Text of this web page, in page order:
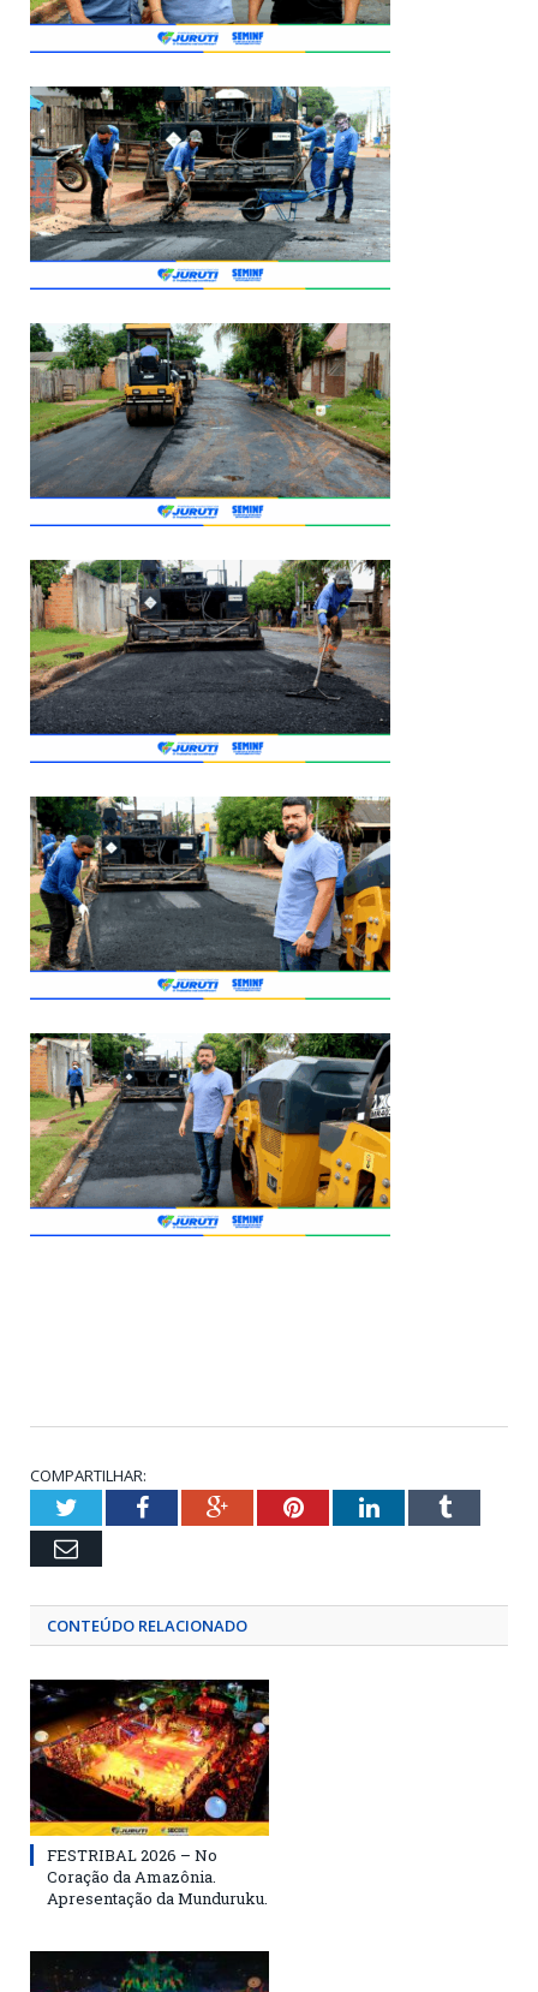
COMPARTILHAR:
TwitterFacebookGoogle+PinterestLinkedInTumblr
Email
CONTEÚDO RELACIONADO
FESTRIBAL 2026 – No
Coração da Amazônia.
Apresentação da Munduruku.